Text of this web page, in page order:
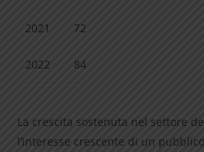
2021 72
2022 84
La crescita sostenuta nel settore
l’interesse crescente di un